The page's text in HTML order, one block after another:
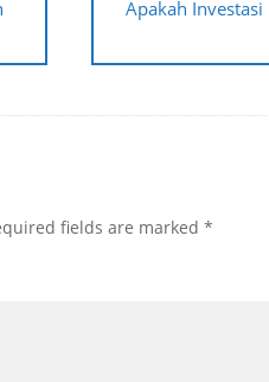
Apakah Investasi
fields are marked *